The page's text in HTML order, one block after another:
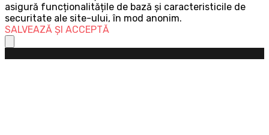
asigură funcționalitățile de bază și caracteristicile de
securitate ale site-ului, în mod anonim.
SALVEAZĂ ȘI ACCEPTĂ